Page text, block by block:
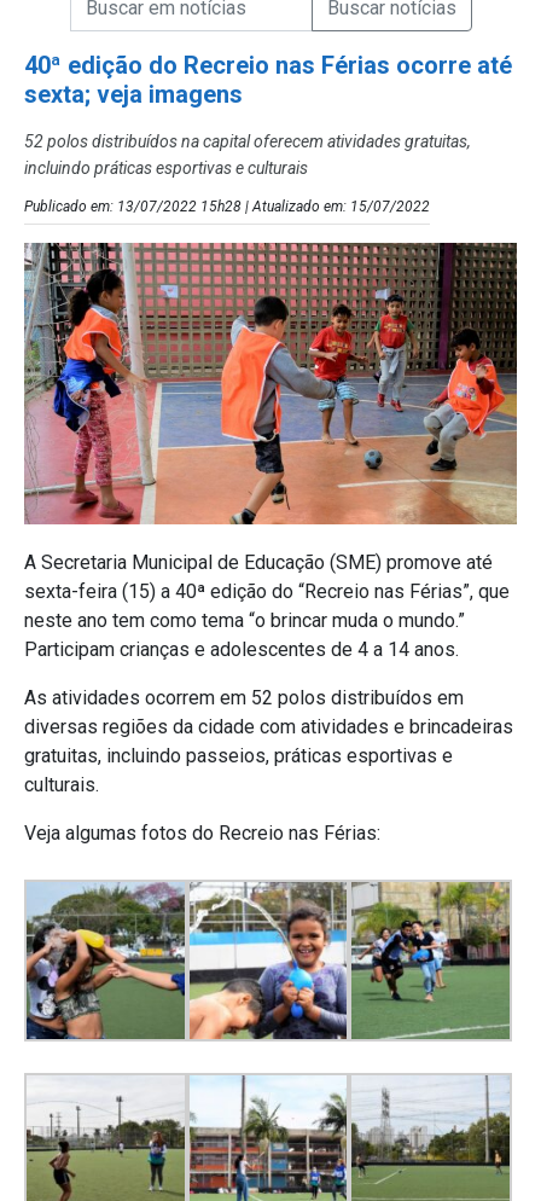
40ª edição do Recreio nas Férias ocorre até
sexta; veja imagens
52 polos distribuídos na capital oferecem atividades gratuitas,
incluindo práticas esportivas e culturais
Publicado em: 13/07/2022 15h28 | Atualizado em: 15/07/2022
A Secretaria Municipal de Educação (SME) promove até
sexta-feira (15) a 40ª edição do “Recreio nas Férias”, que
neste ano tem como tema “o brincar muda o mundo.”
Participam crianças e adolescentes de 4 a 14 anos.
As atividades ocorrem em 52 polos distribuídos em
diversas regiões da cidade com atividades e brincadeiras
gratuitas, incluindo passeios, práticas esportivas e
culturais.
Veja algumas fotos do Recreio nas Férias: